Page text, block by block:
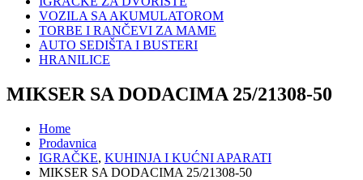
VOZILA SA AKUMULATOROM
TORBE I RANČEVI ZA MAME
AUTO SEDIŠTA I BUSTERI
HRANILICE
MIKSER SA DODACIMA 25/21308-50
Home
Prodavnica
IGRAČKE, KUHINJA I KUĆNI APARATI
MIKSER SA DODACIMA 25/21308-50